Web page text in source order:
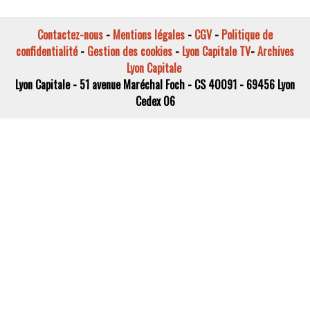
Contactez-nous - Mentions légales - CGV- Politique de
confidentialité- Gestion des cookies - Lyon Capitale TV-Archives
Lyon Capitale
Lyon Capitale - 51 avenue Maréchal Foch - CS 40091 - 69456 Lyon
Cedex 06